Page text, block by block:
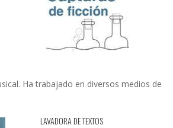
Ha trabajado en diversos medios de
LAVADORA DE TEXTOS